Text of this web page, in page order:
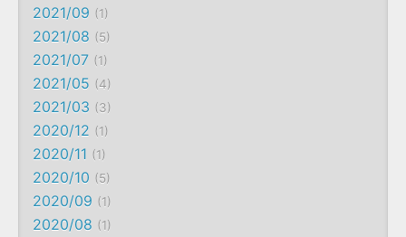
2021/09 1
2021/08 5
2021/07 1
2021/05 4
2021/03 3
2020/12 1
2020/11 1
2020/10 5
2020/09 1
2020/08 1